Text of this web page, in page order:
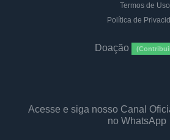
Termos de Uso
Política de
Doação
Acesse e siga nosso Canal
no WhatsApp